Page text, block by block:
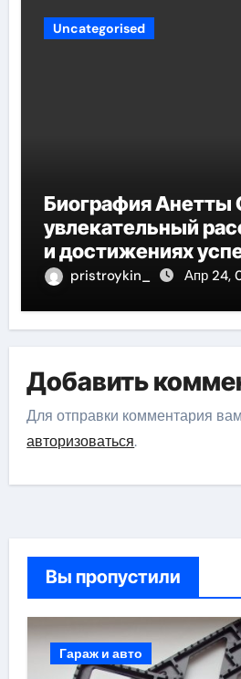
Uncategorised
Биография
увлекательный
и достижениях
фигуристки
pristroykin_ Апр 24,
Добавить
Для отправки комментария
авторизоваться.
Вы пропустили
Гараж и авто